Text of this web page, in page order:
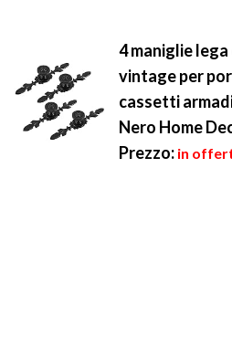
4 maniglie
vintage per
cassetti
Nero Home
Prezzo: in